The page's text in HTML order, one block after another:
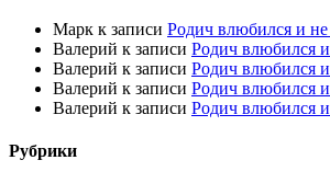
Марк к записи Родич влюбился и не
Валерий к записи Родич влюбился
Валерий к записи Родич влюбился
Валерий к записи Родич влюбился
Валерий к записи Родич влюбился
Рубрики